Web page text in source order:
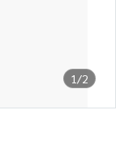
1/2